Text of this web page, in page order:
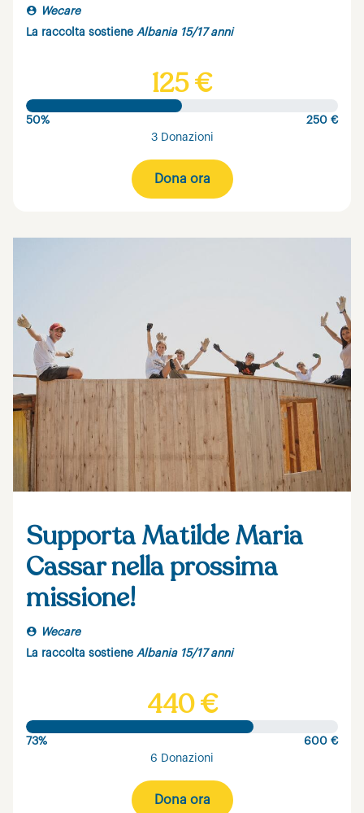
Wecare
La raccolta sostiene Albania 15/17 anni
125 €
50%
250 €
3 Donazioni
Dona ora
Supporta Matilde Maria
Cassar nella prossima
missione!
Wecare
La raccolta sostiene Albania 15/17 anni
440 €
73%
600 €
6 Donazioni
Dona ora